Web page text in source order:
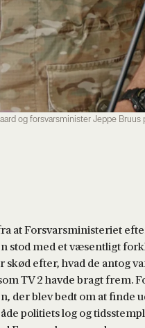
og forsvarsminister Jeppe
at Forsvarsministeriet
stod med et væsentligt
skød efter, hvad de antog
TV 2 havde bragt frem.
der blev bedt om at finde
politiets log og